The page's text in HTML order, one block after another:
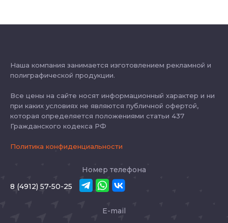
Наша компания занимается изготовлением рекламной и
полиграфической продукции.
Все цены на сайте носят информационный характер и ни
при каких условиях не являются публичной офертой,
которая определяется положениями статьи 437
Гражданского кодекса РФ
Политика конфиденциальности
Номер телефона
8 (4912) 57-50-25
E-mail